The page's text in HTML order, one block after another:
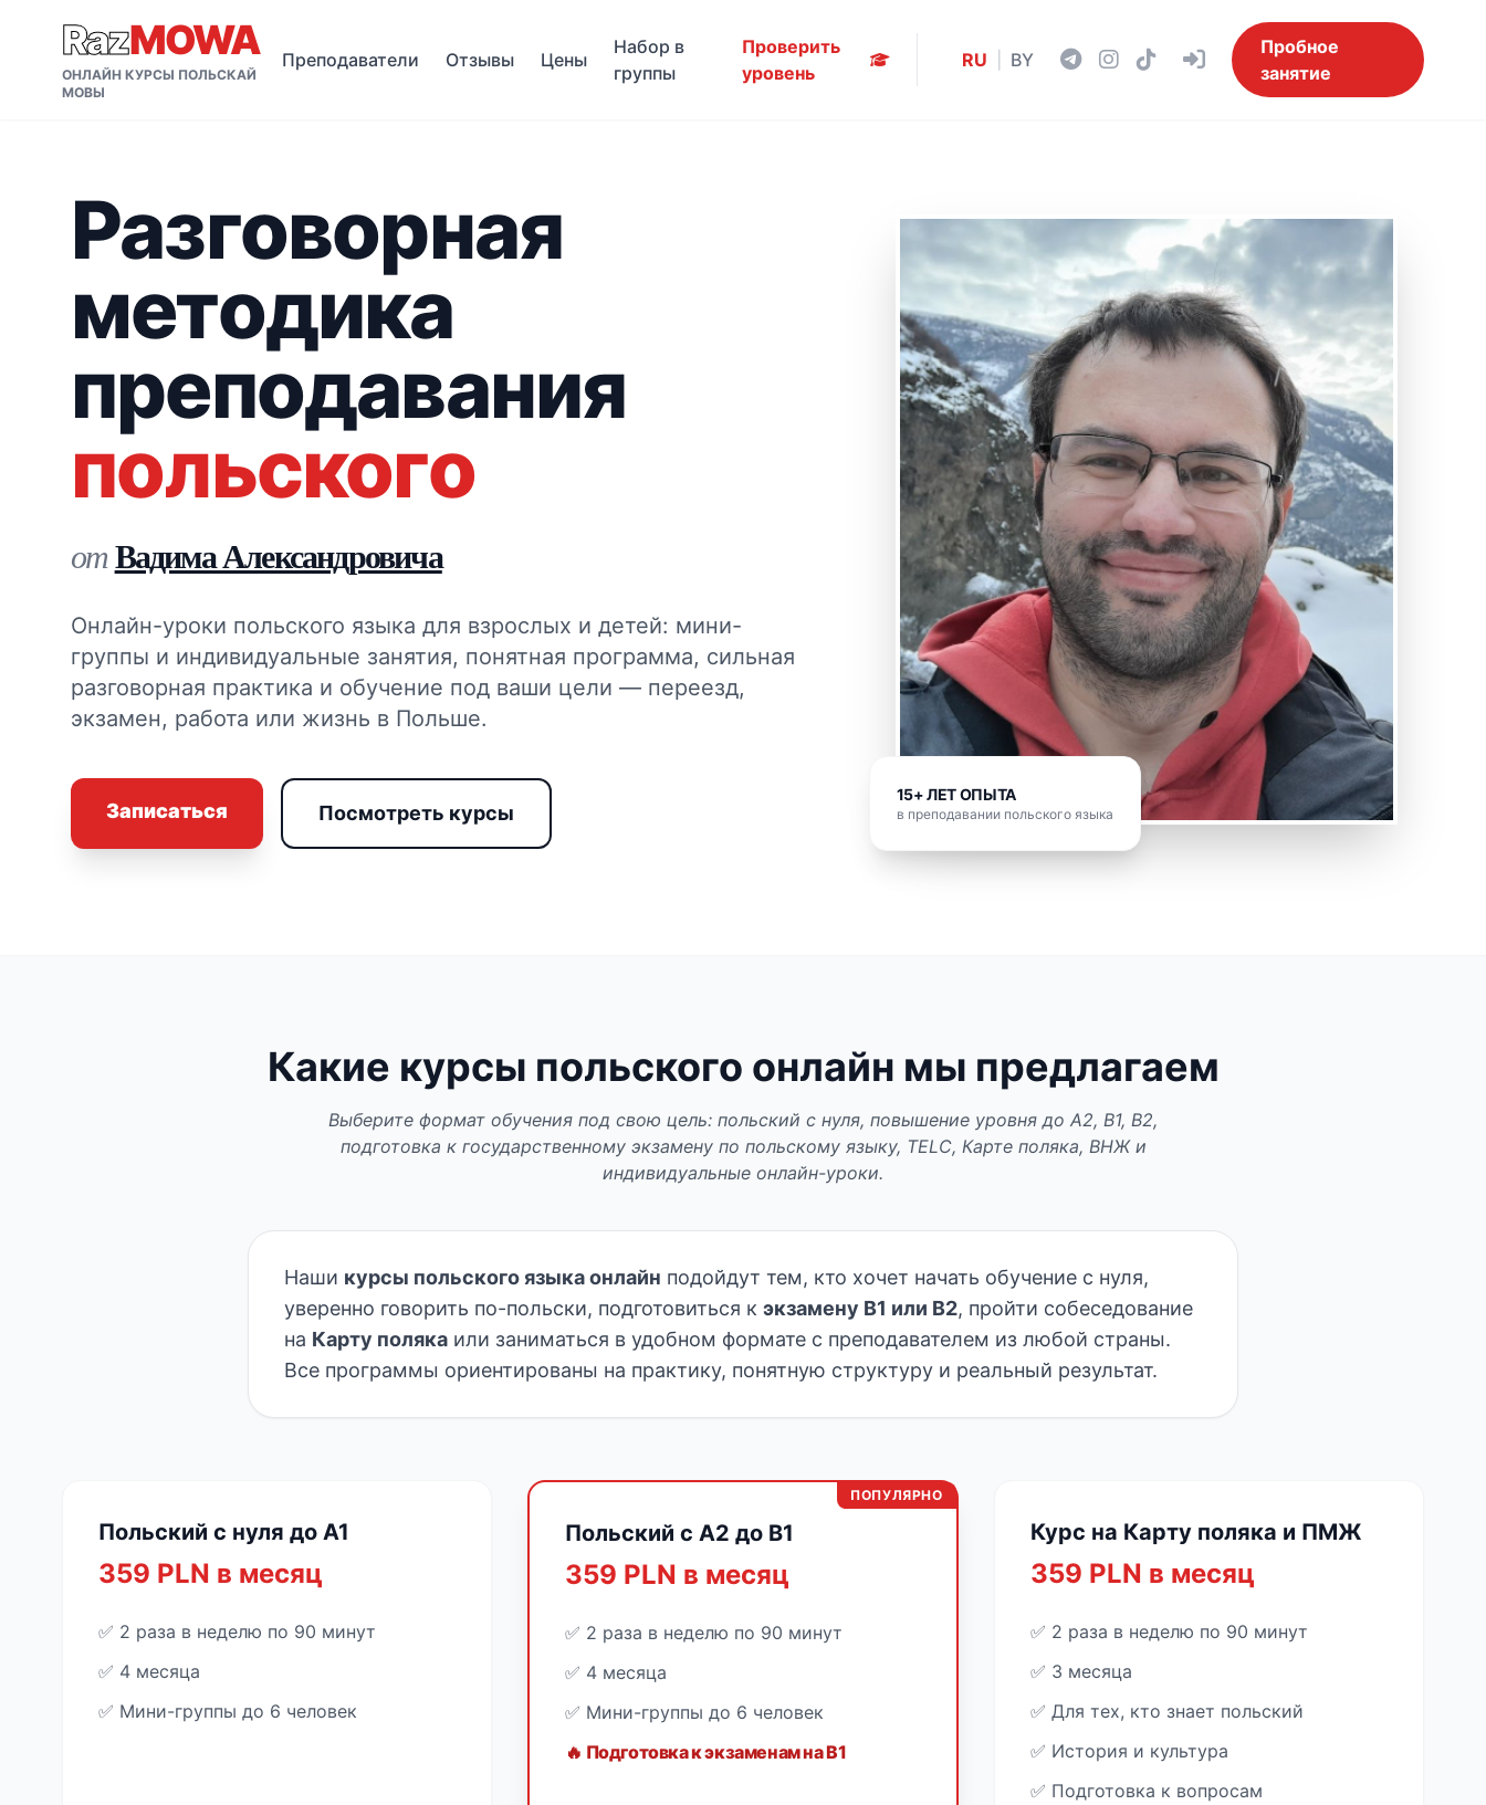
RazMOWA
ОНЛАЙН КУРСЫ ПОЛЬСКАЙ
МОВЫ
Преподаватели Отзывы Цены
Набор в
группы
Проверить
уровень
RU BY
Пробное
занятие
Разговорная
методика
преподавания
польского
отВадима Александровича
Онлайн-уроки польского языка для взрослых и детей: мини-
группы и индивидуальные занятия, понятная программа, сильная
разговорная практика и обучение под ваши цели — переезд,
экзамен, работа или жизнь в Польше.
Записаться Посмотреть курсы
15+ ЛЕТ ОПЫТА
в преподавании польского языка
Какие курсы польского онлайн мы предлагаем
Выберите формат обучения под свою цель: польский с нуля, повышение уровня до A2, B1, B2,
подготовка к государственному экзамену по польскому языку, TELC, Карте поляка, ВНЖ и
индивидуальные онлайн-уроки.
Наши курсы польского языка онлайн подойдут тем, кто хочет начать обучение с нуля,
уверенно говорить по-польски, подготовиться к экзамену B1 или B2, пройти собеседование
на Карту поляка или заниматься в удобном формате с преподавателем из любой страны.
Все программы ориентированы на практику, понятную структуру и реальный результат.
Польский с нуля до A1
359 PLN в месяц
✅ 2 раза в неделю по 90 минут
✅ 4 месяца
✅ Мини-группы до 6 человек
ПОПУЛЯРНО
Польский с A2 до B1
359 PLN в месяц
✅ 2 раза в неделю по 90 минут
✅ 4 месяца
✅ Мини-группы до 6 человек
🔥 Подготовка к экзаменам на B1
Курс на Карту поляка и ПМЖ
359 PLN в месяц
✅ 2 раза в неделю по 90 минут
✅ 3 месяца
✅ Для тех, кто знает польский
✅ История и культура
✅ Подготовка к вопросам